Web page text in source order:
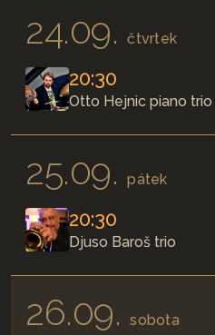
24.09.čtvrtek
20:30
Otto Hejnic piano trio
25.09.pátek
20:30
Djuso Baroš trio
26.09.sobota